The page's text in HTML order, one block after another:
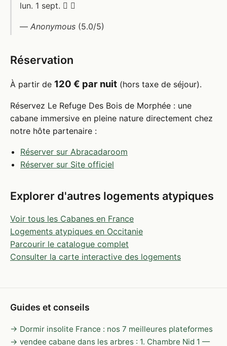
lun. 1 sept.  
— Anonymous (5.0/5)
Réservation
À partir de 120 € par nuit (hors taxe de séjour).
Réservez Le Refuge Des Bois de Morphée : une
cabane immersive en pleine nature directement chez
notre hôte partenaire :
Réserver sur Abracadaroom
Réserver sur Site officiel
Explorer d'autres logements atypiques
Voir tous les Cabanes en France
Logements atypiques en Occitanie
Parcourir le catalogue complet
Consulter la carte interactive des logements
Guides et conseils
→ Dormir insolite France : nos 7 meilleures plateformes
→ vendee cabane dans les arbres : 1. Chambre Nid 1 —